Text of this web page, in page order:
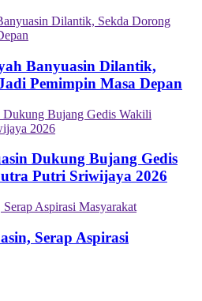
Banyuasin Dilantik,
Pemimpin Masa Depan
Dukung Bujang Gedis
Putri Sriwijaya 2026
Serap Aspirasi